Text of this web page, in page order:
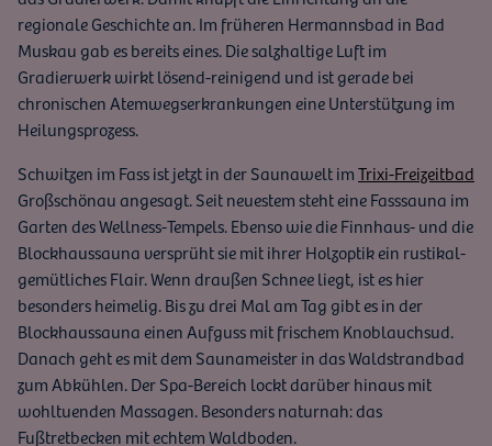
regionale Geschichte an. Im früheren Hermannsbad in Bad
Muskau gab es bereits eines. Die salzhaltige Luft im
Gradierwerk wirkt lösend-reinigend und ist gerade bei
chronischen Atemwegserkrankungen eine Unterstützung im
Heilungsprozess.
Schwitzen im Fass ist jetzt in der Saunawelt imTrixi-Freizeitbad
Großschönau angesagt. Seit neuestem steht eine Fasssauna im
Garten des Wellness-Tempels. Ebenso wie die Finnhaus- und die
Blockhaussauna versprüht sie mit ihrer Holzoptik ein rustikal-
gemütliches Flair. Wenn draußen Schnee liegt, ist es hier
besonders heimelig. Bis zu drei Mal am Tag gibt es in der
Blockhaussauna einen Aufguss mit frischem Knoblauchsud.
Danach geht es mit dem Saunameister in das Waldstrandbad
zum Abkühlen. Der Spa-Bereich lockt darüber hinaus mit
wohltuenden Massagen. Besonders naturnah: das
Fußtretbecken mit echtem Waldboden.